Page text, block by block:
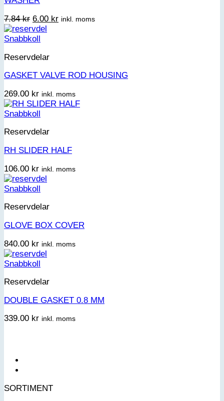
7.84kr Det
ursprungliga
priset
7.84 kr.
6.00 krDet
inkl. moms
Snabbkoll
Reservdelar
GASKET VALVE ROD HOUSING
269.00 kr inkl. moms
Snabbkoll
Reservdelar
RH SLIDER HALF
106.00 kr inkl. moms
Snabbkoll
Reservdelar
GLOVE BOX COVER
840.00 kr inkl. moms
Snabbkoll
Reservdelar
DOUBLE GASKET 0.8 MM
339.00 kr inkl. moms
SORTIMENT